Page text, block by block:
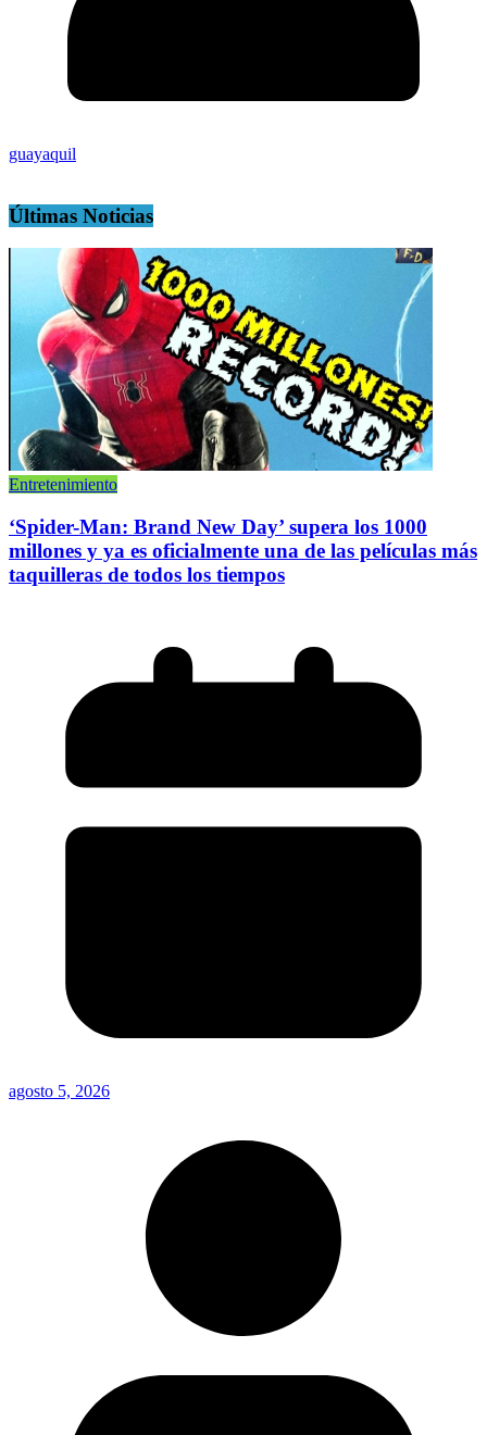
guayaquil
Últimas Noticias
Entretenimiento
‘Spider-Man: Brand New Day’ supera los 1000
millones y ya es oficialmente una de las películas más
taquilleras de todos los tiempos
agosto 5, 2026